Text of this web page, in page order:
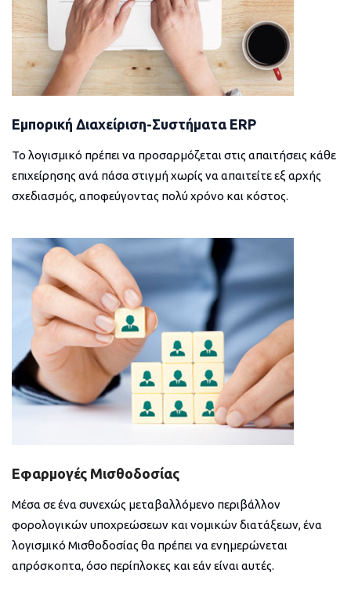
Εμπορική Διαχείριση-Συστήματα ERP
Το λογισμικό πρέπει να προσαρμόζεται στις απαιτήσεις κάθε
επιχείρησης ανά πάσα στιγμή χωρίς να απαιτείτε εξ αρχής
σχεδιασμός, αποφεύγοντας πολύ χρόνο και κόστος.
Εφαρμογές Μισθοδοσίας
Μέσα σε ένα συνεχώς μεταβαλλόμενο περιβάλλον
φορολογικών υποχρεώσεων και νομικών διατάξεων, ένα
λογισμικό Μισθοδοσίας θα πρέπει να ενημερώνεται
απρόσκοπτα, όσο περίπλοκες και εάν είναι αυτές.